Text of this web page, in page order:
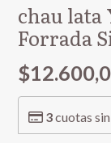
chau lata
Forrada
3cuotas